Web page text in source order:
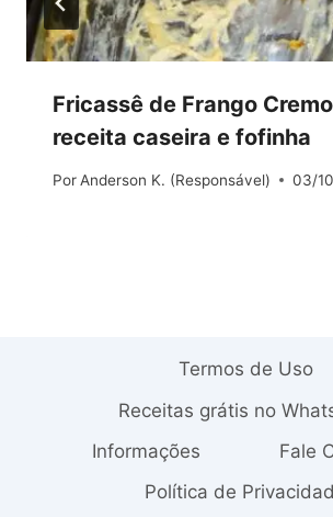
Fricassê de Frango
receita caseira e fofinha
Por Anderson K. (Responsável) 03/
Termos de Uso
Receitas grátis no
Informações
Fale
Política de